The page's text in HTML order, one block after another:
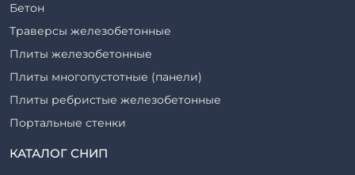
Бетон
Траверсы железобетонные
Плиты железобетонные
Плиты многопустотные (панели)
Плиты ребристые железобетонные
Портальные стенки
Прогоны железобетонные
КАТАЛОГ СНИП